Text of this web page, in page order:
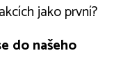
jako první?
do našeho